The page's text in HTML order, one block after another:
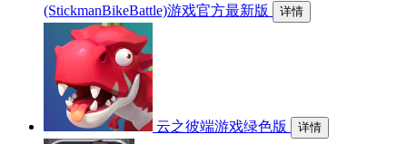
(StickmanBikeBattle)游戏官方最新版
详情
云之彼端游戏绿色版 详情